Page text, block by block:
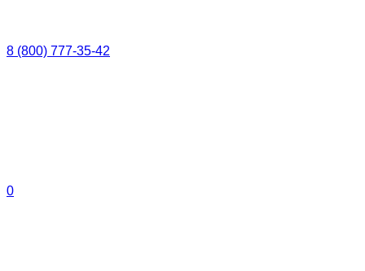
8 (800) 777-35-42
0